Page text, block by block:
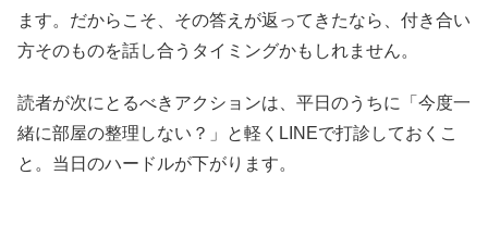
ます。だからこそ、その答えが返ってきたなら、付き合い
方そのものを話し合うタイミングかもしれません。
読者が次にとるべきアクションは、平日のうちに「今度一
緒に部屋の整理しない？」と軽くLINEで打診しておくこ
と。当日のハードルが下がります。